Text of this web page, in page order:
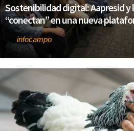
Sostenibilidad digital: Aapresid y
“conectan” en una nueva
infocampo